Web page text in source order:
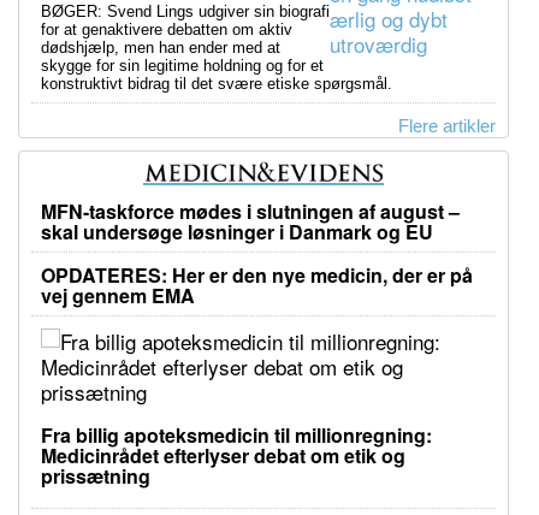
BØGER: Svend Lings udgiver sin biografi
for at genaktivere debatten om aktiv
dødshjælp, men han ender med at
skygge for sin legitime holdning og for et
konstruktivt bidrag til det svære etiske spørgsmål.
Flere artikler
MFN-taskforce mødes i slutningen af august –
skal undersøge løsninger i Danmark og EU
OPDATERES: Her er den nye medicin, der er på
vej gennem EMA
Fra billig apoteksmedicin til millionregning:
Medicinrådet efterlyser debat om etik og
prissætning